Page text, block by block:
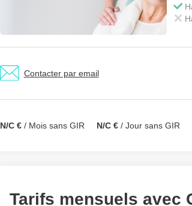
Nom & prénom du résident à
Contacter par email
N/C € / Mois sans GIR N/C € / Jour sans GIR
Tarifs mensuels avec